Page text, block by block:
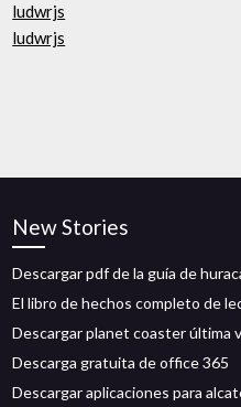
ludwrjs
ludwrjs
New Stories
Descargar pdf de la guía de
El libro de hechos completo de
Descargar planet coaster última
Descarga gratuita de office 365
Descargar aplicaciones para